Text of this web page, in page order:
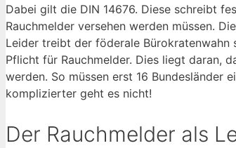
Dabei gilt die DIN 14676. Diese schreibt
Rauchmelder versehen werden müssen.
Leider treibt der föderale Bürokratenwahn
Pflicht für Rauchmelder. Dies liegt daran,
werden. So müssen erst 16 Bundesländer
komplizierter geht es nicht!
Der Rauchmelder als